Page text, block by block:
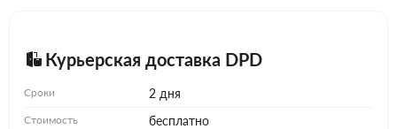
Курьерская доставка DPD
Сроки 2 дня
Стоимость бесплатно